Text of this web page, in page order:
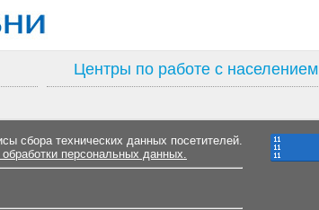
Центры по работе с населением
сбора технических данных посетителей.
обработки персональных данных.